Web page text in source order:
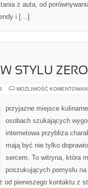
z auta, od
i […]
STYLU
MOŻLIWOŚĆ
przyjazne miejsce
osobach szukających
internetowa przybliża
mają być nie tylko
sercem. To witryna, która
poszukujących pomysłu
od pierwszego kontaktu z